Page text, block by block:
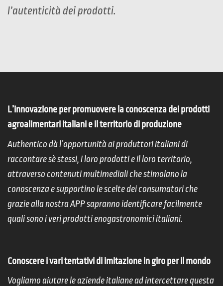
l’autenticità dei prodotti.
L’innovazione per promuovere la conoscenza dei prodotti
agroalimentari italiani e il territorio di produzione
Authentico dà l’opportunità ai produttori italiani di
raccontare sè stessi, i loro prodotti e il loro territorio,
attraverso contenuti multimediali che stimolano la
conoscenza e supportino le scelte dei consumatori che
grazie alla nostra APP sapranno identificare facilmente
quali sono i veri prodotti enogastronomici italiani.
Conoscere i vari tentativi di imitazione in giro per il mondo
Vogliamo aiutare le aziende italiane ad intercettare questa